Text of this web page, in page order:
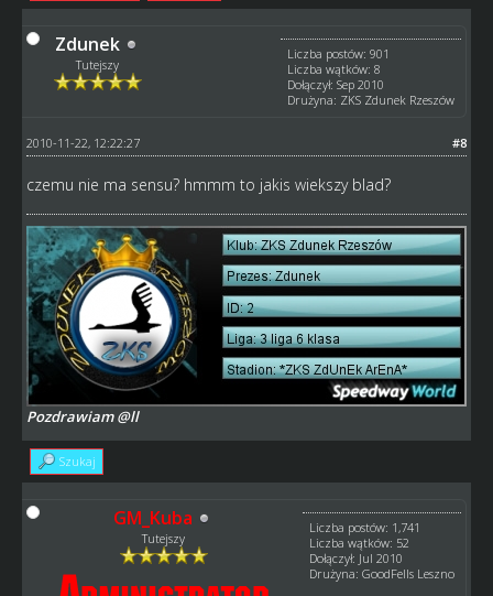
Zdunek
Tutejszy
Liczba postów: 901
Liczba wątków: 8
Dołączył: Sep 2010
Drużyna: ZKS Zdunek Rzeszów
#8
2010-11-22, 12:22:27
czemu nie ma sensu? hmmm to jakis wiekszy blad?
Pozdrawiam @ll
Szukaj
GM_Kuba
Tutejszy
Liczba postów: 1,741
Liczba wątków: 52
Dołączył: Jul 2010
Drużyna: GoodFells Leszno